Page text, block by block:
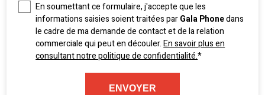
En soumettant ce formulaire, j'accepte que les
informations saisies soient traitées parGala Phonedans
le cadre de ma demande de contact et de la relation
commerciale qui peut en découler.En savoir plus en
consultant notre politique de confidentialité.*